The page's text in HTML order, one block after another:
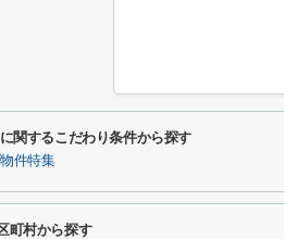
関するこだわり条件から探す
件特集
町村から探す